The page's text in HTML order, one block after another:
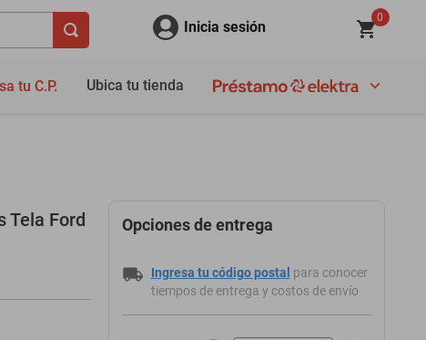
Inicia sesión
0
tu C.P. Ubica tu tienda
Tela Ford
Opciones de entrega
Ingresa tu código postal para conocer
tiempos de entrega y costos de envío